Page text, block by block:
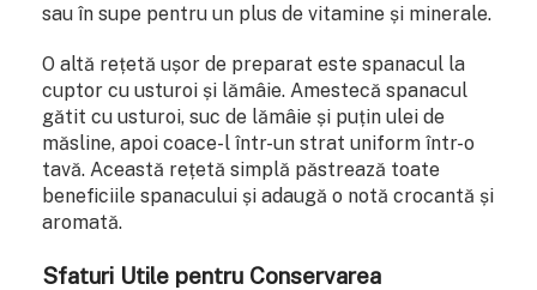
sau în supe pentru un plus de vitamine și minerale.
O altă rețetă ușor de preparat este spanacul la
cuptor cu usturoi și lămâie. Amestecă spanacul
gătit cu usturoi, suc de lămâie și puțin ulei de
măsline, apoi coace-l într-un strat uniform într-o
tavă. Această rețetă simplă păstrează toate
beneficiile spanacului și adaugă o notă crocantă și
aromată.
Sfaturi Utile pentru Conservarea